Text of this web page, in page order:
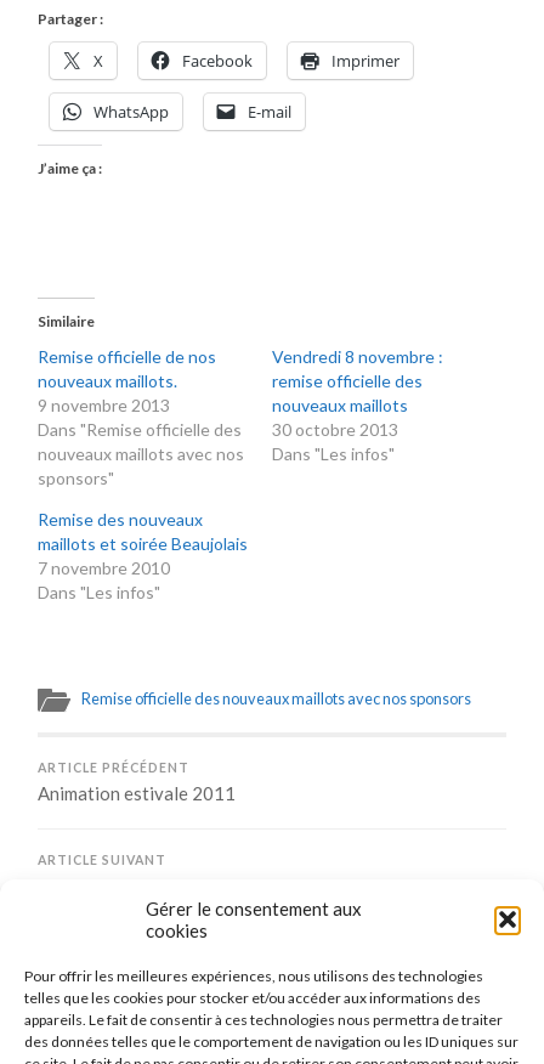
Gérer le consentement aux
cookies
Pour offrir les meilleures expériences, nous utilisons des technologies
telles que les cookies pour stocker et/ou accéder aux informations des
appareils. Le fait de consentir à ces technologies nous permettra de traiter
des données telles que le comportement de navigation ou les ID uniques sur
Partager :
X Facebook Imprimer
WhatsApp E-mail
J’aime ça :
Similaire
Remise officielle de nos
nouveaux maillots.
9 novembre 2013
Dans "Remise officielle des
nouveaux maillots avec nos
sponsors"
Vendredi 8 novembre :
remise officielle des
nouveaux maillots
30 octobre 2013
Dans "Les infos"
Remise des nouveaux
maillots et soirée Beaujolais
7 novembre 2010
Dans "Les infos"
Remise officielle des nouveaux maillots avec nos sponsors
ARTICLE PRÉCÉDENT
Animation estivale 2011
ARTICLE SUIVANT
Comments are closed.